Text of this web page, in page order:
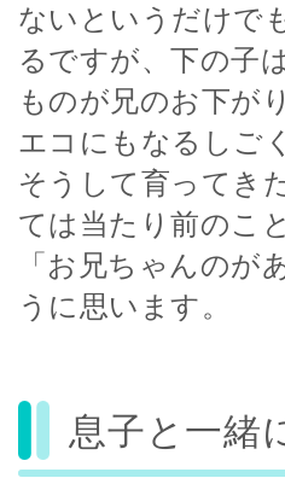
ないというだけで
るですが、下の子
ものが兄のお下が
エコにもなるしご
そうして育ってき
ては当たり前のこ
「お兄ちゃんのが
うに思います。
息子と一緒